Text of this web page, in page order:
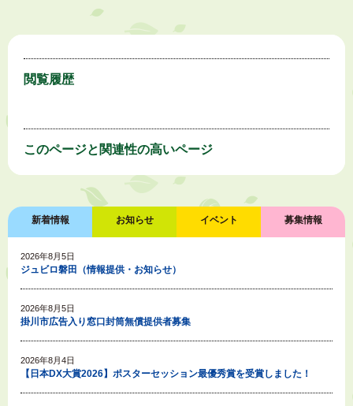
閲覧履歴
このページと 関連性の高いページ
新着情報 お知らせ イベント 募集情報
2026年8月5日
ジュビロ磐田（情報提供・お知らせ）
2026年8月5日
掛川市広告入り窓口封筒無償提供者募集
2026年8月4日
【日本DX大賞2026】ポスターセッション最優秀賞を受賞しました！